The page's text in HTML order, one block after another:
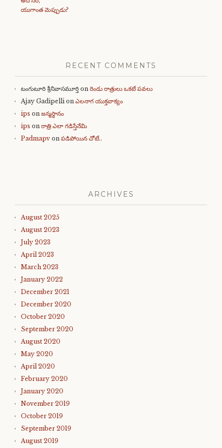
యుగాంత మెప్పుడు?
RECENT COMMENTS
టంగుటూరి శ్రీనివాసమూర్తి on రెండు రాత్రులు ఒకటే పవలు
Ajay Gadipellion ఎలనాగ యుక్తవాక్యం
ips on జన్మస్థానం
ips on రాత్రి ఎలా గడిస్తేనేమి
Padmapv on పడిపోయిన చోటే..
ARCHIVES
August 2025
August 2023
July 2023
April 2023
March 2023
January 2022
December 2021
December 2020
October 2020
September 2020
August 2020
May 2020
April 2020
February 2020
January 2020
November 2019
October 2019
September 2019
August 2019